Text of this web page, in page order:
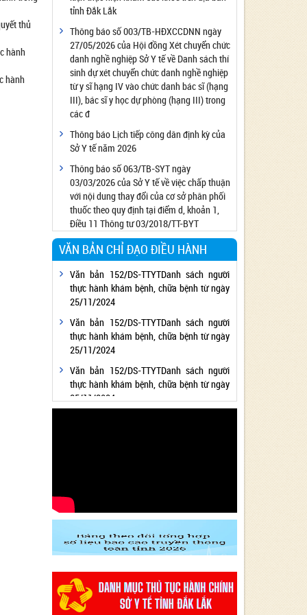
thủ
hành
hành
Công bố đủ điều kiện cung cấp dịch vụ diệt
côn trùng, diệt khuẩn bằng chế phẩm
Công bố cơ sở đủ điều kiện quan trắc môi
trường lao động
Công bố hồ sơ về trang thiết bị y tế
Công bố cơ sở đủ điều kiện tiêm chủng
Cơ sở Massage đủ điều kiện hoạt động
Cơ sở thẩm mỹ đủ điều kiện hoạt động
tỉnh Đắk Lắk
Thông báo số 003/TB-HĐXCCDNN ngày
27/05/2026 của Hội đồng Xét chuyển chức
danh nghề nghiệp Sở Y tế về Danh sách thí
sinh dự xét chuyển chức danh nghề nghiệp
từ y sĩ hạng IV vào chức danh bác sĩ (hạng
III), bác sĩ y học dự phòng (hạng III) trong
các đ
Thông báo Lịch tiếp công dân định kỳ của
Sở Y tế năm 2026
Thông báo số 063/TB-SYT ngày
03/03/2026 của Sở Y tế về việc chấp thuận
với nội dung thay đổi của cơ sở phân phối
thuốc theo quy định tại điểm d, khoản 1,
Điều 11 Thông tư 03/2018/TT-BYT
VĂN BẢN CHỈ ĐẠO ĐIỀU HÀNH
Văn bản 152/DS-TTYTDanh sách người
thực hành khám bệnh, chữa bệnh từ ngày
25/11/2024
Văn bản 152/DS-TTYTDanh sách người
thực hành khám bệnh, chữa bệnh từ ngày
25/11/2024
Văn bản 152/DS-TTYTDanh sách người
thực hành khám bệnh, chữa bệnh từ ngày
25/11/2024
2024 - Lĩnh vực Y tế
Văn bản 24/KH-SYT về việc thực hiện
Chương trình hành động thực hiện Nghị
quyết số 01/NQ-CP ngày 05/01/2024 của
thực hiện Kế hoạch phát triển kinh tế - xã
hội và Dự toán ngân sách nhà nước năm
2024 - Lĩnh vực Y tế